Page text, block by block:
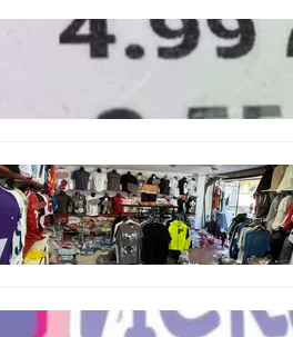
БЪЛГАРИЯ
Левът изчезва от етикетите:
БЪЛГАРИЯ
Иззеха фалшиви стоки за близо
650 000 евро при акция във
Варна и „Златни пясъци“